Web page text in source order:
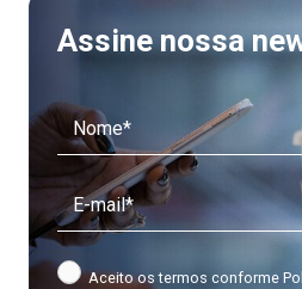
Assine nossa
Aceito os termos conforme